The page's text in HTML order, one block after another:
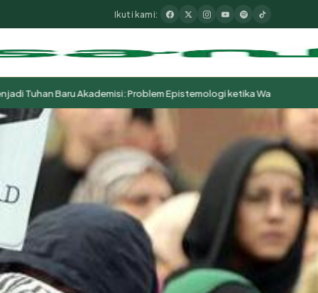
Ikuti kami:
Baru Akademisi: Problem Epistemologi ketika Wasā’il Berubah